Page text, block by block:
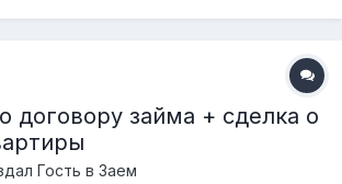
договору займа + сделка о
Гость в Заем